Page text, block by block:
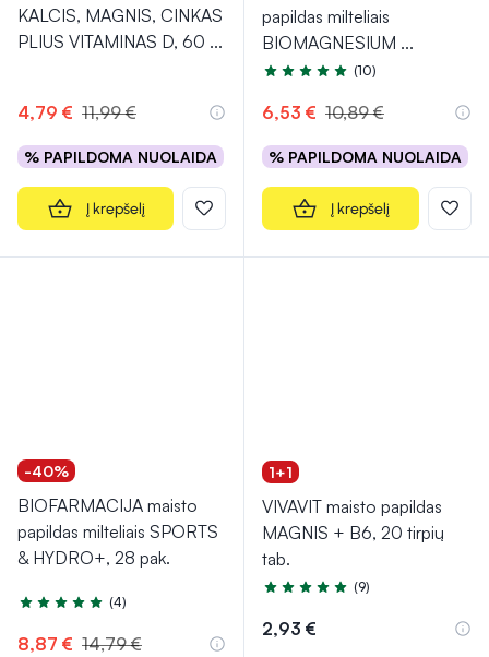
KALCIS, MAGNIS, CINKAS
PLIUS VITAMINAS D, 60 ...
4,79 € 11,99 €
% PAPILDOMA NUOLAIDA
Į krepšelį
papildas milteliais
BIOMAGNESIUM ...
Įvertinimas 5.0 iš 5
(10)
6,53 € 10,89 €
% PAPILDOMA NUOLAIDA
Į krepšelį
-40%
BIOFARMACIJA maisto
papildas milteliais SPORTS
& HYDRO+, 28 pak.
Įvertinimas 4.8 iš 5
(4)
8,87 € 14,79 €
1+1
VIVAVIT maisto papildas
MAGNIS + B6, 20 tirpių
tab.
Įvertinimas 4.9 iš 5
(9)
2,93 €